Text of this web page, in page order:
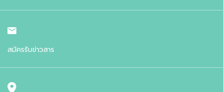
สมัครรับข่าวสาร